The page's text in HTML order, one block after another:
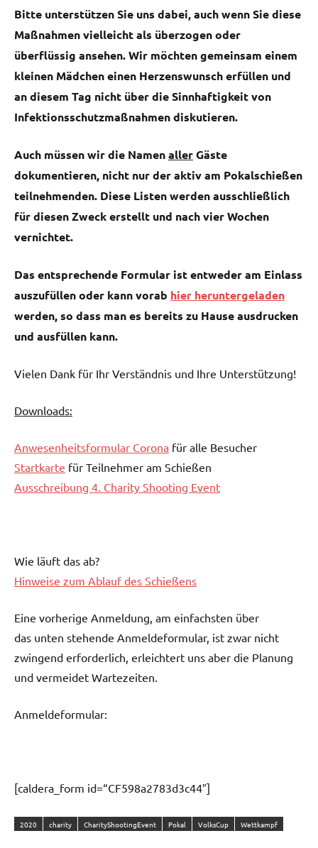
Bitte unterstützen Sie uns dabei, auch wenn Sie diese
Maßnahmen vielleicht als überzogen oder
überflüssig ansehen. Wir möchten gemeinsam einem
kleinen Mädchen einen Herzenswunsch erfüllen und
an diesem Tag nicht über die Sinnhaftigkeit von
Infektionsschutzmaßnahmen diskutieren.
Auch müssen wir die NamenallerGäste
dokumentieren, nicht nur der aktiv am Pokalschießen
teilnehmenden. Diese Listen werden ausschließlich
für diesen Zweck erstellt und nach vier Wochen
vernichtet.
Das entsprechende Formular ist entweder am Einlass
auszufüllen oder kann vorab hier heruntergeladen
werden, so dass man es bereits zu Hause ausdrucken
und ausfüllen kann.
Vielen Dank für Ihr Verständnis und Ihre Unterstützung!
Downloads:
Anwesenheitsformular Corona für alle Besucher
Startkarte für Teilnehmer am Schießen
Ausschreibung 4. Charity Shooting Event
Wie läuft das ab?
Hinweise zum Ablauf des Schießens
Eine vorherige Anmeldung, am einfachsten über
das unten stehende Anmeldeformular, ist zwar nicht
zwingend erforderlich, erleichtert uns aber die Planung
und vermeidet Wartezeiten.
Anmeldeformular:
[caldera_form id=“CF598a2783d3c44″]
2020 charity CharityShootingEvent Pokal VolksCup Wettkampf